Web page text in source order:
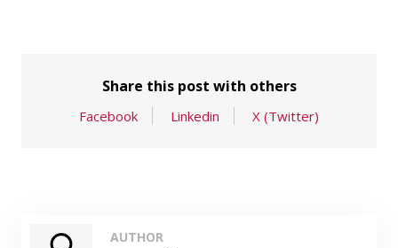
Share this post with others
Facebook Linkedin X (Twitter)
AUTHOR